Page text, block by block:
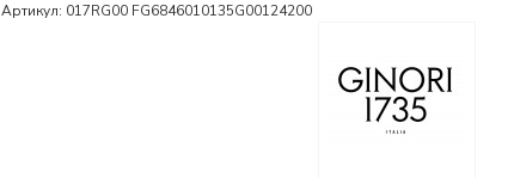
Артикул: 017RG00 FG6846010135G00124200